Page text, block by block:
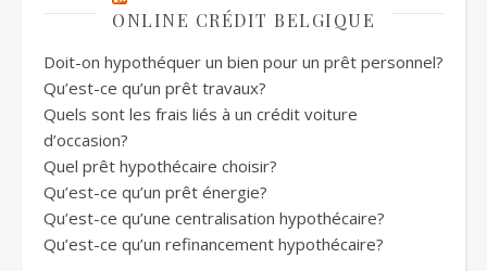
ONLINE CRÉDIT BELGIQUE
Doit-on hypothéquer un bien pour un prêt personnel?
Qu’est-ce qu’un prêt travaux?
Quels sont les frais liés à un crédit voiture
d’occasion?
Quel prêt hypothécaire choisir?
Qu’est-ce qu’un prêt énergie?
Qu’est-ce qu’une centralisation hypothécaire?
Qu’est-ce qu’un refinancement hypothécaire?